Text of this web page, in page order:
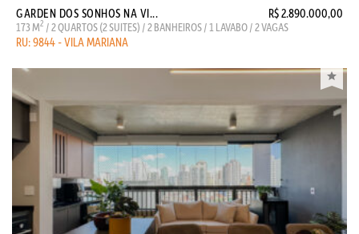
GARDEN DOS SONHOS NA VI... R$ 2.890.000,00
173 M2 / 2 QUARTOS (2 SUITES) / 2 BANHEIROS / 1 LAVABO / 2 VAGAS
RU: 9844 - VILA MARIANA